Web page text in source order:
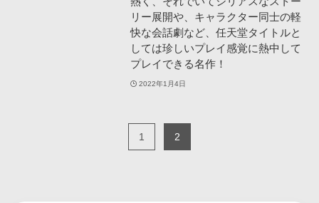
リー展開や、キャラクター同士の軽
快な会話劇など、任天堂タイトルと
しては珍しいプレイ感覚に熱中して
プレイできる名作！
2022年1月4日
1 2